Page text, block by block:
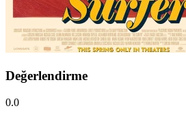
Değerlendirme
0.0